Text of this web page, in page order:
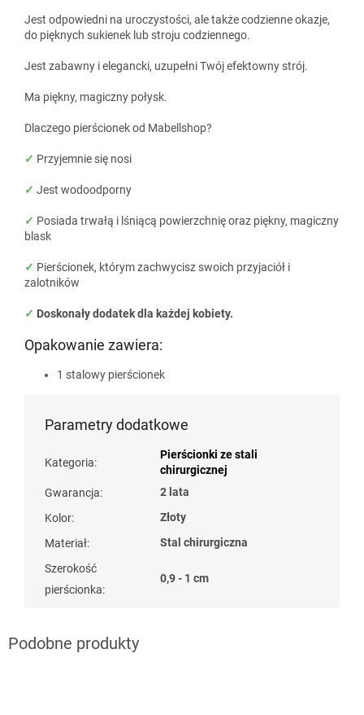
Jest odpowiedni na uroczystości, ale także codzienne okazje,
do pięknych sukienek lub stroju codziennego.
Jest zabawny i elegancki, uzupełni Twój efektowny strój.
Ma piękny, magiczny połysk.
Dlaczego pierścionek od Mabellshop?
✓ Przyjemnie się nosi
✓ Jest wodoodporny
✓ Posiada trwałą i lśniącą powierzchnię oraz piękny, magiczny
blask
✓ Pierścionek, którym zachwycisz swoich przyjaciół i
zalotników
✓ Doskonały dodatek dla każdej kobiety.
Opakowanie zawiera:
1 stalowy pierścionek
Parametry dodatkowe
Kategoria:
Pierścionki ze stali
chirurgicznej
Gwarancja:
2 lata
Kolor:
Złoty
Materiał:
Stal chirurgiczna
Szerokość
pierścionka:
0,9 - 1 cm